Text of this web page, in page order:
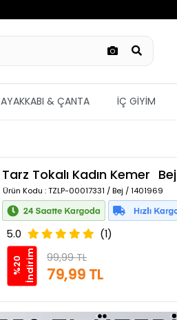
AYAKKABI & ÇANTA İÇ GİYİM
Tarz Tokalı Kadın Kemer Bej
Ürün Kodu : TZLP-00017331 / Bej / 1401969
5.0 (1)
%
2
0
İ
n
d
i
r
i m 99,99 TL
79,99 TL